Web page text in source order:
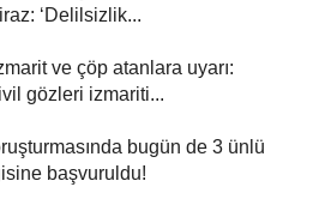
‘Delilsizlik...
ve çöp atanlara uyarı:
gözleri izmariti...
bugün de 3 ünlü
başvuruldu!